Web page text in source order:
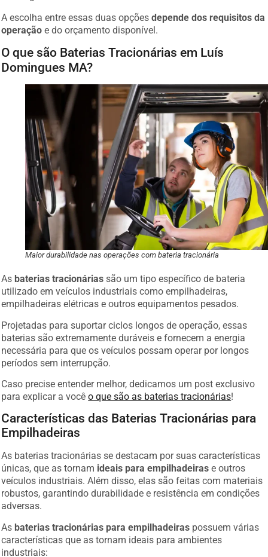
A escolha entre essas duas opçõesdepende dos requisitos da
operação e do orçamento disponível.
O que são Baterias Tracionárias em Luís
Domingues MA?
Maior durabilidade nas operações com bateria tracionária
As baterias tracionárias são um tipo específico de bateria
utilizado em veículos industriais como empilhadeiras,
empilhadeiras elétricas e outros equipamentos pesados.
Projetadas para suportar ciclos longos de operação, essas
baterias são extremamente duráveis e fornecem a energia
necessária para que os veículos possam operar por longos
períodos sem interrupção.
Caso precise entender melhor, dedicamos um post exclusivo
para explicar a vocêo que são as baterias tracionárias!
Características das Baterias Tracionárias para
Empilhadeiras
As baterias tracionárias se destacam por suas características
únicas, que as tornam ideais para empilhadeiras e outros
veículos industriais. Além disso, elas são feitas com materiais
robustos, garantindo durabilidade e resistência em condições
adversas.
As baterias tracionárias para empilhadeiras possuem várias
características que as tornam ideais para ambientes
industriais: